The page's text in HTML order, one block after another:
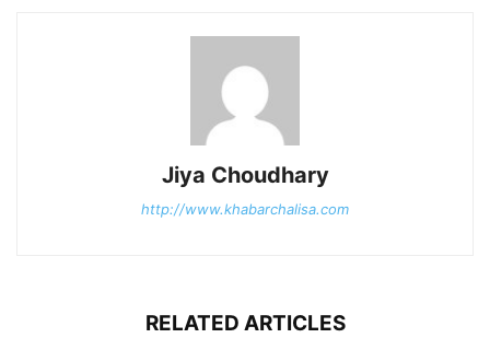
Jiya Choudhary
http://www.khabarchalisa.com
RELATED ARTICLES